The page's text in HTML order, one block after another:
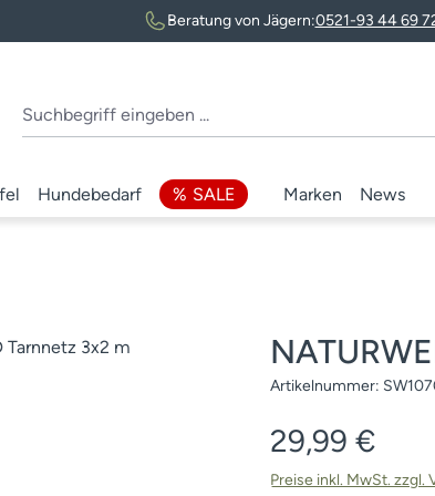
Beratung von Jägern:0521-93 44 69
Hundebedarf SALE Marken News
Artikelnummer:
Regulärer Preis:
29,99 €
Preise inkl. MwSt. zzgl.